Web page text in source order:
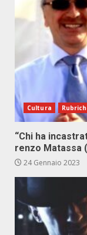
Cultura
“Chi ha
ren­zo Ma­tas­sa
24 Gennaio 2023